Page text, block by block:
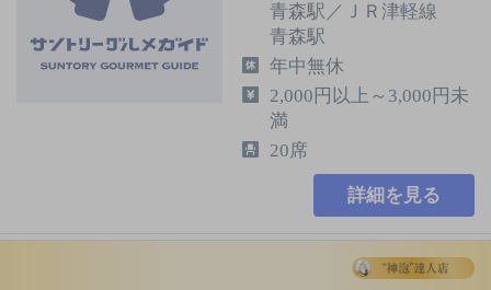
青森駅／ＪＲ津軽線
青森駅
年中無休
2,000円以上～3,000円未
満
20席
詳細を見る